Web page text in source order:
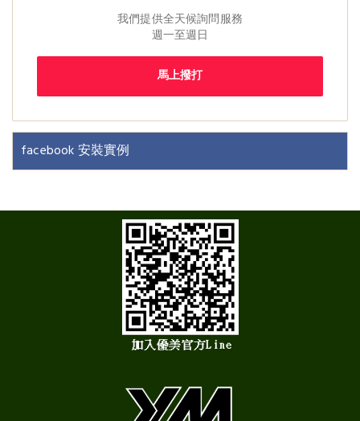
我們提供全天候詢問服務
週一至週日
馬上撥打
facebook 安裝實例